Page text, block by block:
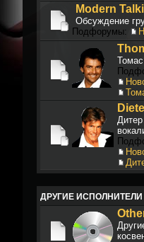
Modern
Обсуждение
Подфорумы:
ДРУГИЕ ИСПОЛНИТЕЛИ